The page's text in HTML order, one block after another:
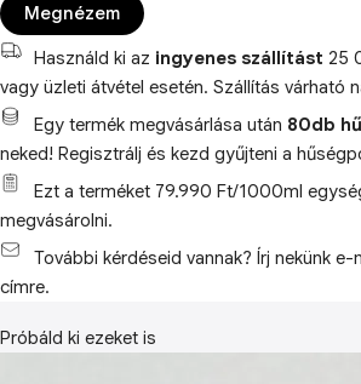
Megnézem
Használd ki az ingyenes szállítást 25
vagy üzleti átvétel esetén. Szállítás várható
Egy termék megvásárlása után 80db
neked! Regisztrálj és kezd gyűjteni a
Ezt a terméket 79.990 Ft/1000ml
megvásárolni.
További kérdéseid vannak? Írj nekünk
címre.
Próbáld ki ezeket is